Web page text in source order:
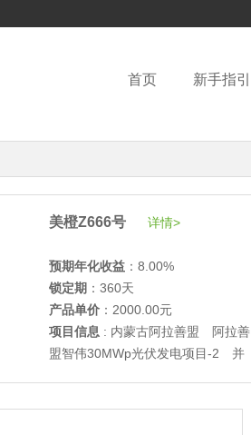
首页 新手指引
美橙Z666号 详情>
预期年化收益 ：8.00%
锁定期 ：360天
产品单价 ：2000.00元
项目信息 : 内蒙古阿拉善盟 阿拉善
盟智伟30MWp光伏发电项目-2 并